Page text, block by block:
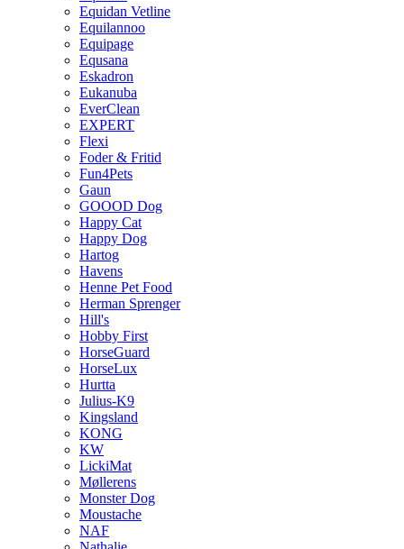
Equidan Vetline
Equilannoo
Equipage
Equsana
Eskadron
Eukanuba
EverClean
EXPERT
Flexi
Foder & Fritid
Fun4Pets
Gaun
GOOOD Dog
Happy Cat
Happy Dog
Hartog
Havens
Henne Pet Food
Herman Sprenger
Hill's
Hobby First
HorseGuard
HorseLux
Hurtta
Julius-K9
Kingsland
KONG
KW
LickiMat
Møllerens
Monster Dog
Moustache
NAF